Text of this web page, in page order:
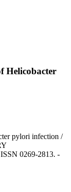
Helicobacter
pylori infection /
0269-2813. -